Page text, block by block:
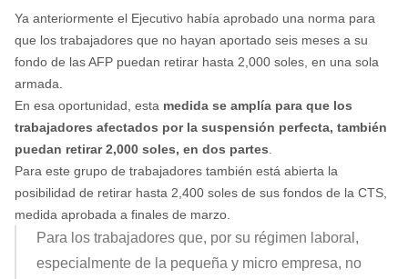
Ya anteriormente el Ejecutivo había aprobado una norma para
que los trabajadores que no hayan aportado seis meses a su
fondo de las AFP puedan retirar hasta 2,000 soles, en una sola
armada.
En esa oportunidad, esta medida se amplía para que los
trabajadores afectados por la suspensión perfecta, también
puedan retirar 2,000 soles, en dos partes
Para este grupo de trabajadores también está abierta la
posibilidad de retirar hasta 2,400 soles de sus fondos de la CTS,
medida aprobada a finales de marzo.
Para los trabajadores que, por su régimen laboral,
especialmente de la pequeña y micro empresa, no